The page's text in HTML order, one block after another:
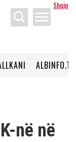
Shqip
menu
ALBINFO.TV
në në